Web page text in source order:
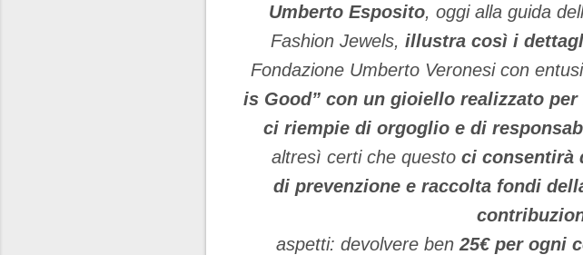
Umberto Esposito, oggi alla guida
Fashion Jewels, illustra così i
Fondazione Umberto Veronesi con
is Good” con un gioiello realizzato per
ci riempie di orgoglio e di
altresì certi che questo ci consentirà
di prevenzione e raccolta fondi
aspetti: devolvere ben 25€ per ogni